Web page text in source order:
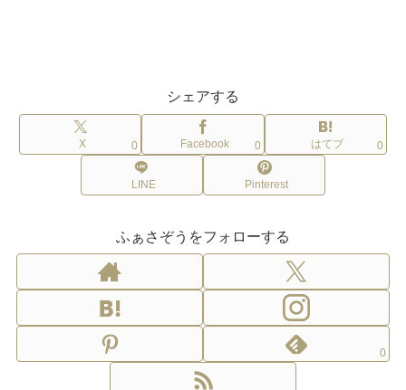
シェアする
X 0 Facebook 0 はてブ 0
LINE Pinterest
ふぁさぞうをフォローする
0